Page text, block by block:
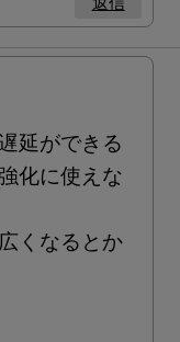
延ができる
化に使えな
くなるとか